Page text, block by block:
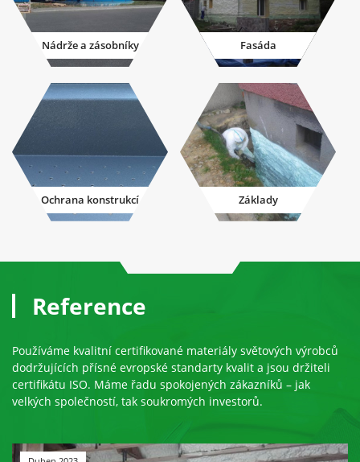
Nádrže a zásobníky Fasáda
Ochrana konstrukcí Základy
Reference
Používáme kvalitní certifikované materiály světových výrobců
dodržujících přísné evropské standarty kvalit a jsou držiteli
certifikátu ISO. Máme řadu spokojených zákazníků – jak
velkých společností, tak soukromých investorů.